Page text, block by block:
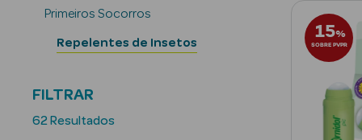
Primeiros Socorros
Repelentes de Insetos
FILTRAR
62 Resultados
15%
SOBRE PVPR